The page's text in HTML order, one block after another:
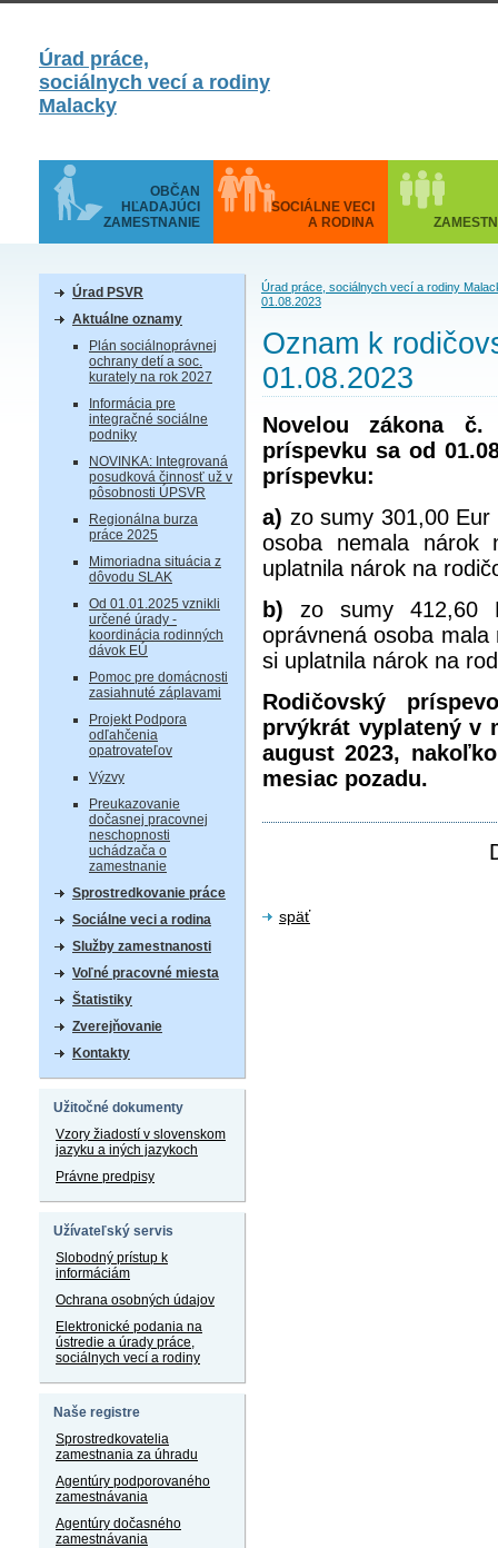
Úrad práce,
sociálnych vecí a rodiny
Malacky
OBČAN
HĽADAJÚCI
ZAMESTNANIE
SOCIÁLNE VECI
A RODINA
Úrad PSVR
Aktuálne oznamy
Plán sociálnoprávnej
ochrany detí a soc.
kurately na rok 2027
Informácia pre
integračné sociálne
podniky
NOVINKA: Integrovaná
posudková činnosť už v
pôsobnosti ÚPSVR
Regionálna burza
práce 2025
Mimoriadna situácia z
dôvodu SLAK
Od 01.01.2025 vznikli
určené úrady -
koordinácia rodinných
dávok EÚ
Pomoc pre domácnosti
zasiahnuté záplavami
Projekt Podpora
odľahčenia
opatrovateľov
Výzvy
Preukazovanie
dočasnej pracovnej
neschopnosti
uchádzača o
zamestnanie
Sprostredkovanie práce
Sociálne veci a rodina
Služby zamestnanosti
Voľné pracovné miesta
Štatistiky
Zverejňovanie
Kontakty
Užitočné dokumenty
Vzory žiadostí v slovenskom
jazyku a iných jazykoch
Právne predpisy
Užívateľský servis
Slobodný prístup k
informáciám
Ochrana osobných údajov
Elektronické podania na
ústredie a úrady práce,
sociálnych vecí a rodiny
Naše registre
Sprostredkovatelia
zamestnania za úhradu
Agentúry podporovaného
zamestnávania
Agentúry dočasného
zamestnávania
Úrad práce, sociálnych vecí a rodiny
01.08.2023
Oznam k
01.08.2023
Novelou zákona
príspevku sa od
príspevku:
a) zo sumy 301,00 Eur
osoba nemala
uplatnila nárok na
b)
zo sumy 412,60
oprávnená osoba
si uplatnila nárok na
Rodičovský
prvýkrát vyplatený v
august 2023,
mesiac pozadu.
späť